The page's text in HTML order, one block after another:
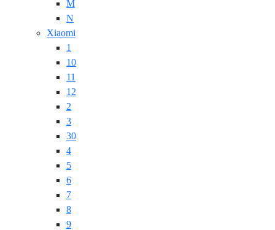
M
N
Xiaomi
1
10
11
12
2
3
30
4
5
6
7
8
9